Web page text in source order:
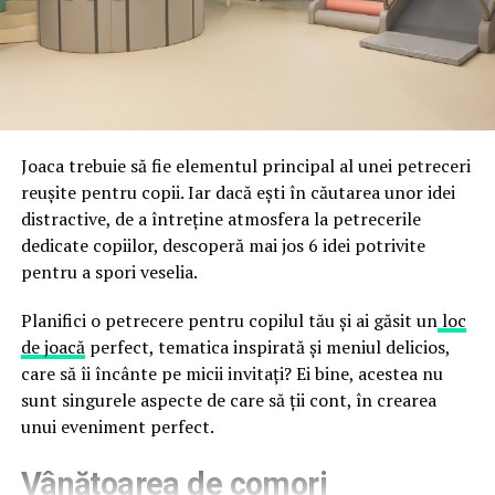
astfel încât confortul și estetica să funcționeze
împreună, nu în tensiune una cu cealaltă, pe toată
durata de viață a amenajării, indiferent de câte sezoane
fraude care exploatează încrederea în brand.
Directoratul Național de Securitate Cibernetică (DNSC)
financiare. Instituția recomandă verificarea atentă a
sursei mesajelor și raportarea incidentelor la numărul
unic 1911.
Campaniile identificate în ultimele săptămâni folosesc
false de streaming, coduri QR malițioase și mesaje care
promit bilete, rambursări, premii sau acces gratuit la
meciuri. FBI a emis în luna mai un avertisment privind
site-urile care clonează platforma oficială prin
modificări minore ale denumirii domeniului, precum
a colecta date personale și bancare.
Joaca trebuie să fie elementul principal al unei petreceri
reușite pentru copii. Iar dacă ești în căutarea unor idei
distractive, de a întreține atmosfera la petrecerile
dedicate copiilor, descoperă mai jos 6 idei potrivite
pentru a spori veselia.
Planifici o petrecere pentru copilul tău și ai găsit unloc
de joacăperfect, tematica inspirată și meniul delicios,
care să îi încânte pe micii invitați? Ei bine, acestea nu
sunt singurele aspecte de care să ții cont, în crearea
unui eveniment perfect.
Vânătoarea de comori